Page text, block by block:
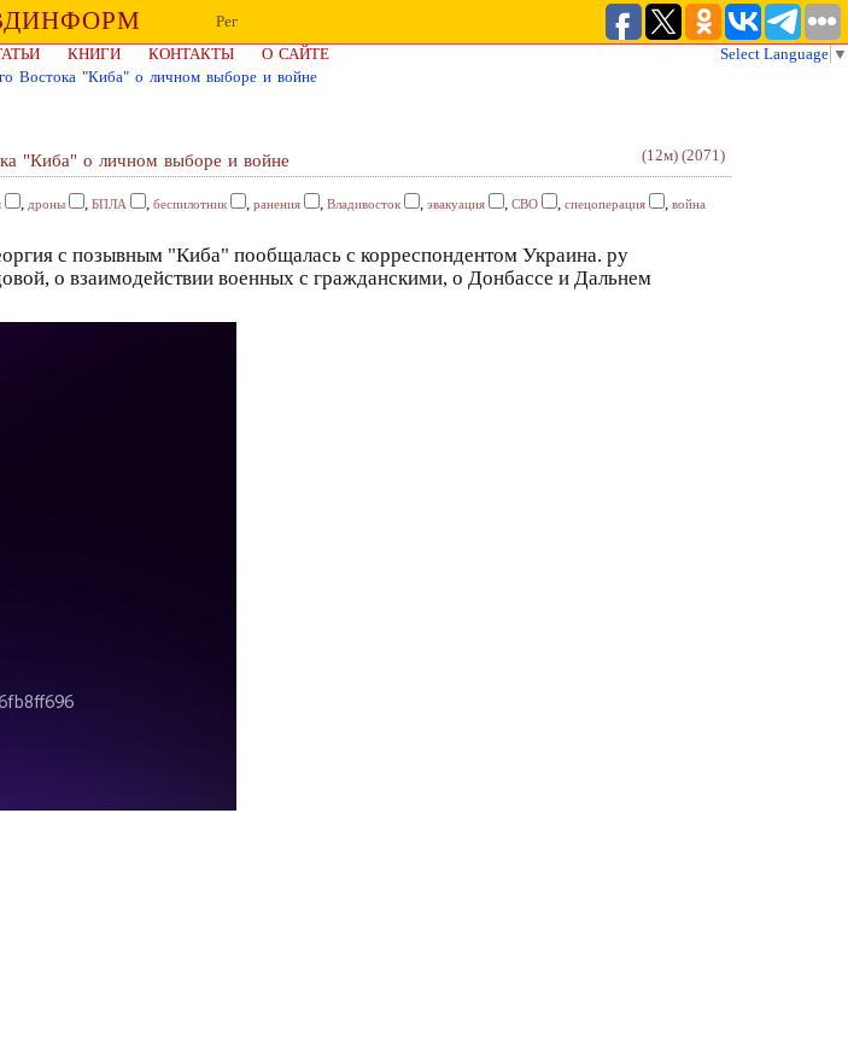
Рег
КНИГИ КОНТАКТЫ О САЙТЕ Select Language ▼
Востока "Киба" о личном выборе и войне
"Киба" о личном выборе и войне (12м) (2071)
, дроны , БПЛА , беспилотник , ранения , Владивосток , эвакуация , СВО , спецоперация , война
с позывным "Киба" пообщалась с корреспондентом Украина. ру
о взаимодействии военных с гражданскими, о Донбассе и Дальнем